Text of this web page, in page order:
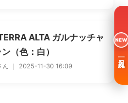
ALTA ガルナッチャ
（色：白）
ん ｜ 2025-11-30 16:09
NEW